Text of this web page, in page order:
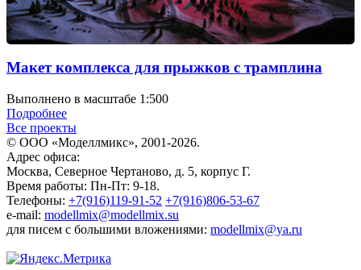
Макет комплекса для прыжков с трамплина
Выполнено в масштабе 1:500
Подробнее
Все проекты
© ООО «Моделлмикс», 2001-2026.
Адрес офиса:
Москва, Северное Чертаново, д. 5, корпус Г.
Время работы: Пн-Пт: 9-18.
Телефоны: +7(916)119-91-52 +7(916)806-53-67
e-mail: modellmix@modellmix.su
для писем с большими вложениями: modellmix@ya.ru